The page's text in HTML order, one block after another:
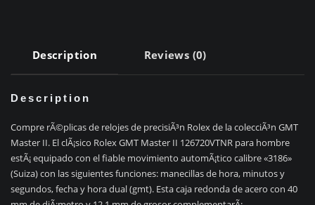
Description Reviews (0)
Description
Compre rÃ©plicas de relojes de precisiÃ³n Rolex de la colecciÃ³n GMT
Master II. El clÃ¡sico Rolex GMT Master II 126720VTNR para hombre
estÃ¡ equipado con el fiable movimiento automÃ¡tico calibre «3186»
(Suiza) con las siguientes funciones: manecillas de hora, minutos y
segundos, fecha y hora dual (gmt). Esta caja redonda de acero con 40